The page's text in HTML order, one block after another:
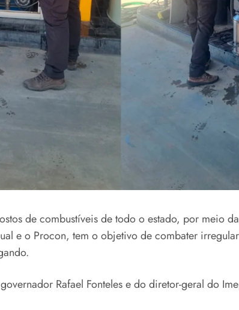
de combustíveis de todo o estado, por meio
e o Procon, tem o objetivo de combater
Rafael Fonteles e do diretor-geral do